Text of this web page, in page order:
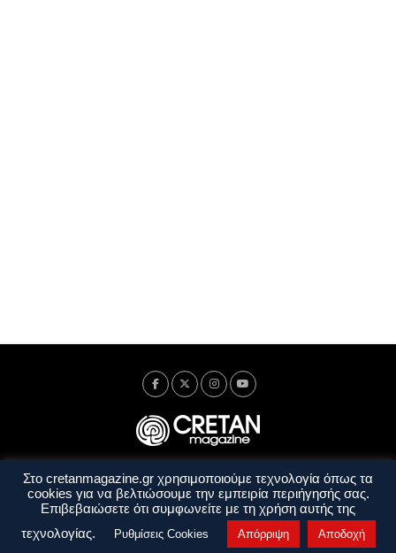
Ταυτότητα Πολιτική Απορρήτου
Όροι Χρήσης
Όροι και Προϋποθέσεις
Στο cretanmagazine.gr χρησιμοποιούμε τεχνολογία όπως τα
cookies για να βελτιώσουμε την εμπειρία περιήγησής σας.
Επιβεβαιώσετε ότι συμφωνείτε με τη χρήση αυτής της
τεχνολογίας.
Ρυθμίσεις Cookies Απόρριψη Αποδοχή